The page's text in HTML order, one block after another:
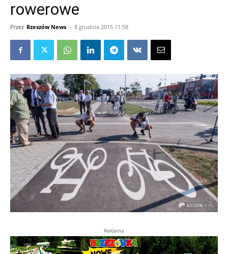
rowerowe
Przez Rzeszów News - 8 grudnia 2015 11:58
Reklama